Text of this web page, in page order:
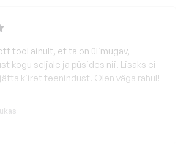
tool ainult, et ta on ülimugav,
kogu seljale ja püsides nii. Lisaks ei
kiiret teenindust. Olen väga rahul!